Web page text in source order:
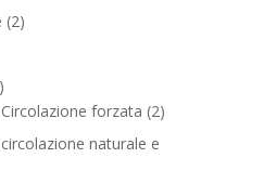
prodotti
22
prodotti
forzata 22
naturale e